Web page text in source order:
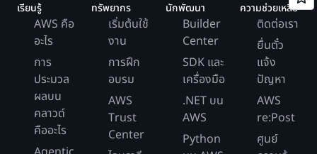
เรียนรู้
AWS คือ
อะไร
การ
ประมวล
ผลบน
คลาวด์
คืออะไร
ทรัพยากร
เริ่มต้นใช้
งาน
การฝึก
อบรม
AWS
Trust
Center
นักพัฒนา
Builder
Center
SDK และ
เครื่องมือ
.NET บน
AWS
Python
ความช่วยเหลือ
ติดต่อเรา
ยื่นตั๋ว
แจ้ง
ปัญหา
AWS
re:Post
ศูนย์